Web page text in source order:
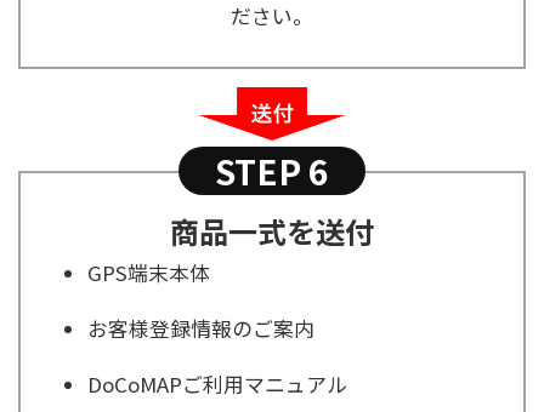
ださい。
STEP 6
商品一式を送付
GPS端末本体
お客様登録情報のご案内
DoCoMAPご利用マニュアル